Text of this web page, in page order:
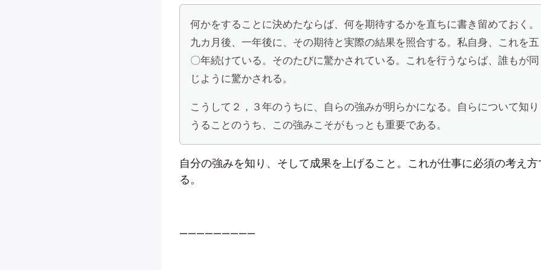
何かをすることに決めたならば、何を期待するかを直ちに書き留めておく。
九カ月後、一年後に、その期待と実際の結果を照合する。私自身、これを五
〇年続けている。そのたびに驚かされている。これを行うならば、誰もが同
じように驚かされる。
こうして２，３年のうちに、自らの強みが明らかになる。自らについて知り
うることのうち、この強みこそがもっとも重要である。
自分の強みを知り、そして成果を上げること。これが仕事に必須の考え方
る。
—————————